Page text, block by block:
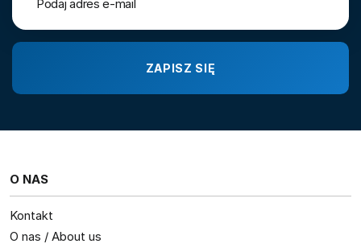
O NAS
Kontakt
O nas / About us